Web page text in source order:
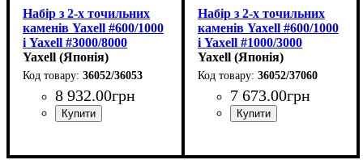
Набір з 2-х точильних
каменів Yaxell #600/1000
і Yaxell #3000/8000
(180х60х27мм)
Yaxell (Японія)
36052/36053
8 932.00грн
Набір з 2-х точильних
каменів Yaxell #600/1000
і Yaxell #1000/3000
(180х60х27мм)
Yaxell (Японія)
36052/37060
7 673.00грн